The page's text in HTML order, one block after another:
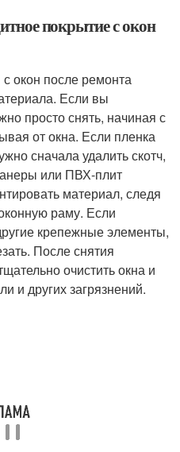
покрытие с окон
окон после ремонта
Если вы
просто снять, начиная с
от окна. Если пленка
сначала удалить скотч,
или ПВХ-плит
материал, следя
раму. Если
крепежные элементы,
После снятия
очистить окна и
и других загрязнений.